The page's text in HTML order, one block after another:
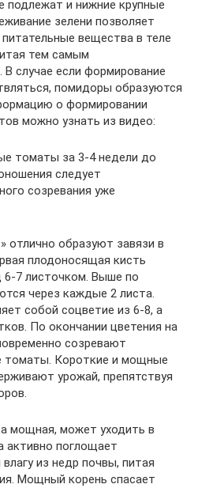
подлежат и нижние крупные
зелени позволяет
вещества в теле
тем самым
случае если формирование
помидоры образуются
о формировании
можно узнать из видео:
томаты за 3-4 недели до
следует
созревания уже
отлично образуют завязи в
плодоносящая кисть
6-7 листочком. Выше по
через каждые 2 листа.
собой соцветие из 6-8, а
По окончании цветения на
созревают
томаты. Короткие и мощные
урожай, препятствуя
мощная, может уходить в
активно поглощает
из недр почвы, питая
Мощный корень спасает